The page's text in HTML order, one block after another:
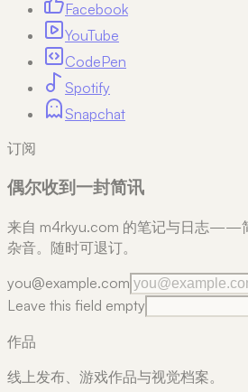
Facebook
YouTube
CodePen
Spotify
Snapchat
订阅
偶尔收到一封简讯
来自 m4rkyu.com 的笔记与日志——
杂音。随时可退订。
you@example.com
Leave this field empty
作品
线上发布、游戏作品与视觉档案。